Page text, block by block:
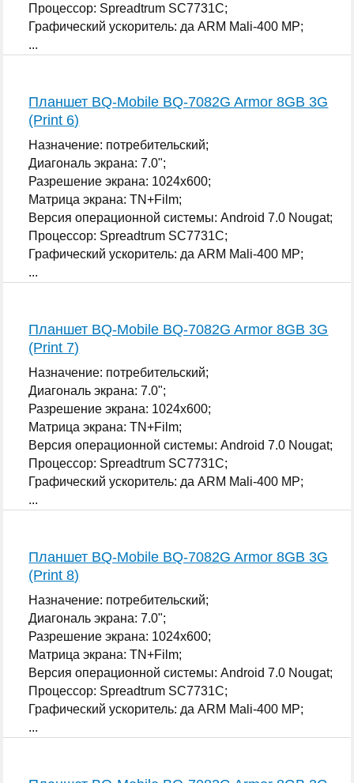
Процессор: Spreadtrum SC7731C;
Графический ускоритель: да ARM Mali-400 MP;
...
Планшет BQ-Mobile BQ-7082G Armor 8GB 3G
(Print 6)
Назначение: потребительский;
Диагональ экрана: 7.0";
Разрешение экрана: 1024x600;
Матрица экрана: TN+Film;
Версия операционной системы: Android 7.0 Nougat;
Процессор: Spreadtrum SC7731C;
Графический ускоритель: да ARM Mali-400 MP;
...
Планшет BQ-Mobile BQ-7082G Armor 8GB 3G
(Print 7)
Назначение: потребительский;
Диагональ экрана: 7.0";
Разрешение экрана: 1024x600;
Матрица экрана: TN+Film;
Версия операционной системы: Android 7.0 Nougat;
Процессор: Spreadtrum SC7731C;
Графический ускоритель: да ARM Mali-400 MP;
...
Планшет BQ-Mobile BQ-7082G Armor 8GB 3G
(Print 8)
Назначение: потребительский;
Диагональ экрана: 7.0";
Разрешение экрана: 1024x600;
Матрица экрана: TN+Film;
Версия операционной системы: Android 7.0 Nougat;
Процессор: Spreadtrum SC7731C;
Графический ускоритель: да ARM Mali-400 MP;
...